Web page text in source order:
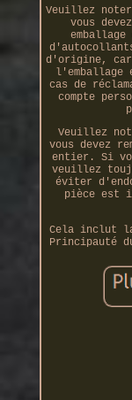
Veuillez
vous
d'origine, car
l'emballage
cas de
compte
Veuillez
vous devez
entier. Si
veuillez
éviter
pièce est
Cela inclut
Principauté